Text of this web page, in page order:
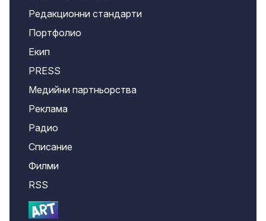
Редакционни стандарти
Портфолио
Екип
PRESS
Медийни партньорства
Реклама
Радио
Списание
Филми
RSS